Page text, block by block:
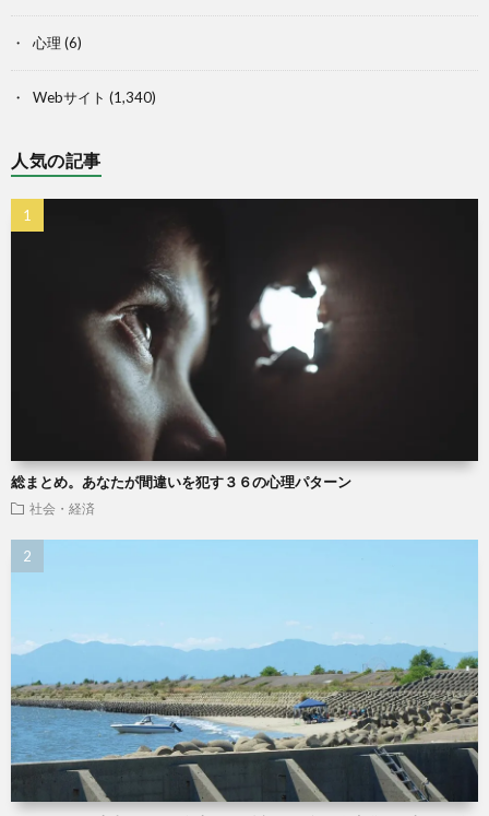
心理 (6)
Webサイト (1,340)
人気の記事
総まとめ。あなたが間違いを犯す３６の心理パターン
社会・経済